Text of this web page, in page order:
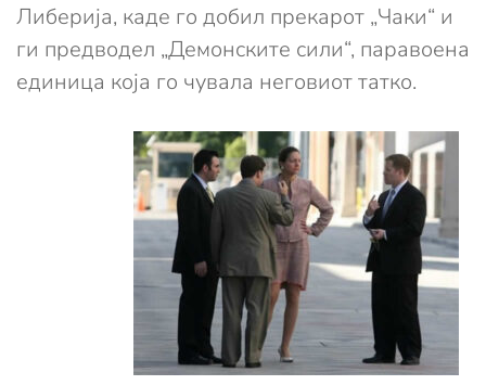
Либерија, каде го добил прекарот „Чаки“ и
ги предводел „Демонските сили“, паравоена
единица која го чувала неговиот татко.